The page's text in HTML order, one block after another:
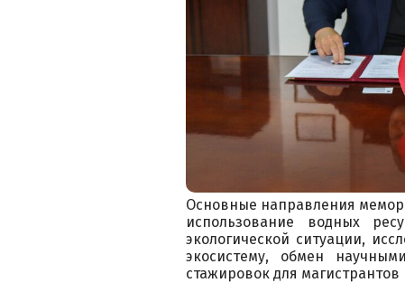
Основные направления
использование водных
экологической ситуации,
экосистему, обмен
стажировок для магистрантов